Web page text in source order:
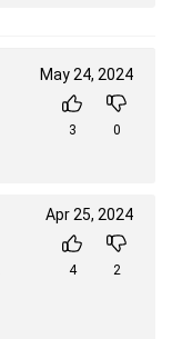
May 24, 2024
3 0
Apr 25, 2024
4 2